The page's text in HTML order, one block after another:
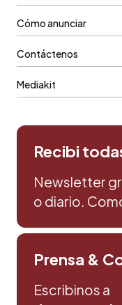
Cómo anunciar
Contáctenos
Mediakit
Recibi
Newsletter
o diario.
Prensa &
Escribinos a